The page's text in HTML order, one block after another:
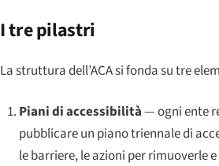
I tre pilastri
La struttura dell’ACA si fonda su tre
Piani di accessibilità— ogni ente
pubblicare un piano triennale di
le barriere, le azioni per rimuoverle